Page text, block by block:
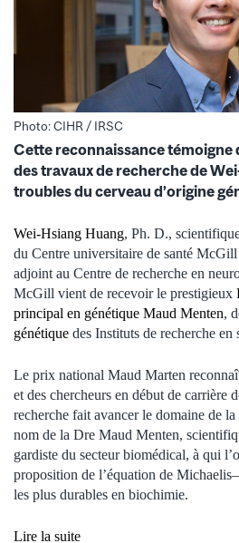
Photo: CIHR / IRSC
Cette reconnaissance
des travaux de recherche de
troubles du cerveau d’origine
Wei-Hsiang Huang, Ph. D.,
du Centre universitaire de santé
adjoint au Centre de recherche en
McGill vient de recevoir le prestigieux
principal en génétique Maud Menten,
génétique des Instituts de recherche
Le prix national Maud Marten
et des chercheurs en début de carrière
recherche fait avancer le domaine de
nom de la Dre Maud Menten,
gardiste du secteur biomédical, à qui
proposition de l’équation de
les plus durables en biochimie.
Lire la suite